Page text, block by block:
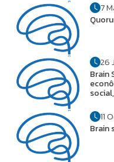
7
26
Brain
11
Brain